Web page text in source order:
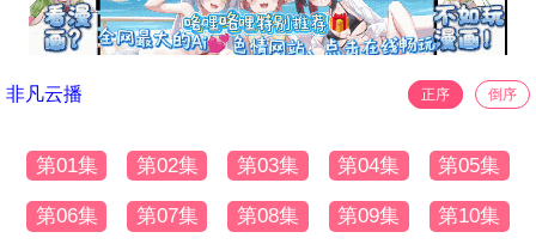
非凡云播 正序 倒序
第01集 第02集 第03集 第04集 第05集
第06集 第07集 第08集 第09集 第10集